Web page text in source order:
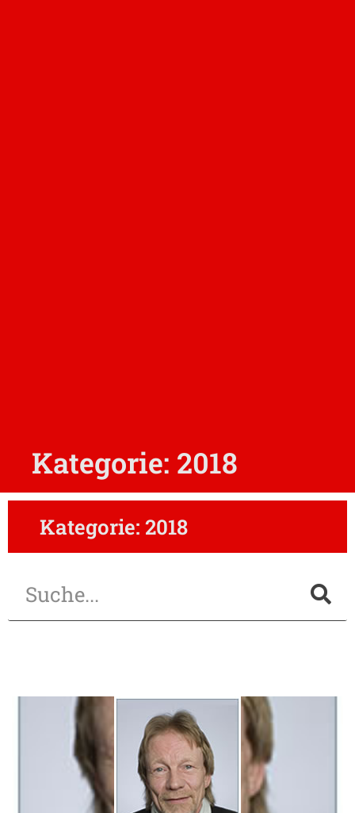
Kategorie: 2018
Kategorie: 2018